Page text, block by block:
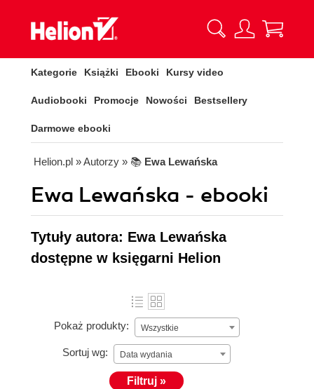
Kategorie Książki Ebooki Kursy video
Audiobooki Promocje Nowości Bestsellery
Darmowe ebooki
Helion.pl » Autorzy » 📚 Ewa Lewańska
Ewa Lewańska - ebooki
Tytuły autora: Ewa Lewańska
dostępne w księgarni Helion
Pokaż produkty: Wszystkie
Sortuj wg: Data wydania
Filtruj »